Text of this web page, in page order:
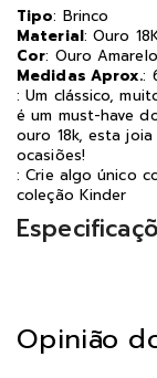
Tipo: Brinco
Material: Ouro
Cor: Ouro Amarelo
Medidas Aprox.:
: Um clássico,
é um must-have
ouro 18k, esta
ocasiões!
: Crie algo único
coleção Kinder
Opinião